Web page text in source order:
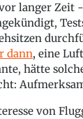
langer Zeit
dann, eine
hätte
von